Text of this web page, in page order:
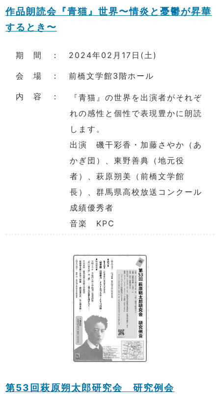
作品朗読会『青猫』世界〜情炎と憂鬱が昇華
するとき〜
期 間 ： 2024年02月17日(土)
会 場 ： 前橋文学館3階ホール
内 容 ：
『青猫』の世界を出演者がそれぞ
れの感性と個性で表現豊かに朗読
します。
出演 磯干彩香・加藤さやか（あ
かぎ団）、東野善典（地元役
者）、萩原朔美（前橋文学館
長）、群馬県高校放送コンクール
成績優秀者
音楽 KPC
第53回萩原朔太郎研究会 研究例会